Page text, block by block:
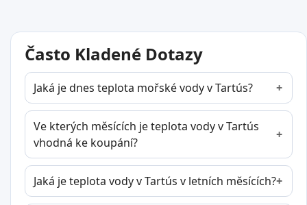
Často Kladené Dotazy
Jaká je dnes teplota mořské vody v Tartús?
Ve kterých měsících je teplota vody v Tartús
vhodná ke koupání?
Jaká je teplota vody v Tartús v letních měsících?